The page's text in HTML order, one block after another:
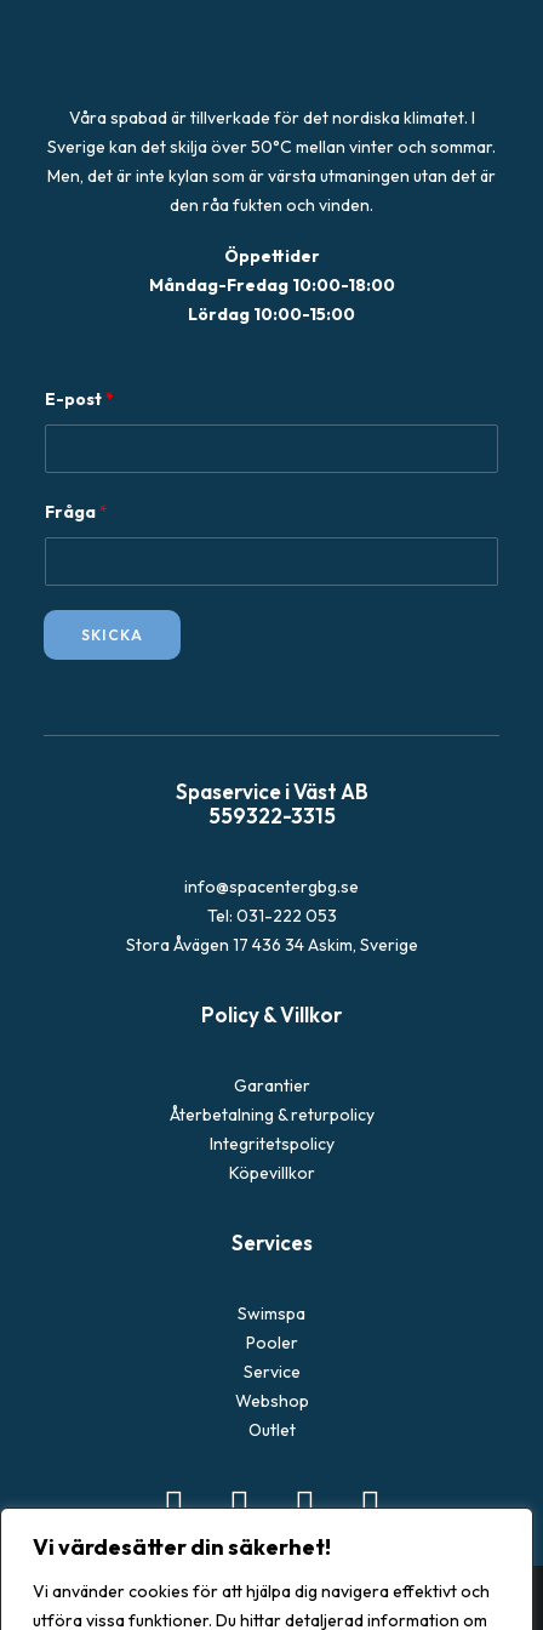
Vi värdesätter din säkerhet!
Vi använder cookies för att hjälpa dig navigera effektivt och
utföra vissa funktioner. Du hittar detaljerad information om
Våra spabad är tillverkade för det nordiska klimatet. I
Sverige kan det skilja över 50°C mellan vinter och sommar.
Men, det är inte kylan som är värsta utmaningen utan det är
den råa fukten och vinden.
Öppettider
Måndag-Fredag 10:00-18:00
Lördag 10:00-15:00
o
s
t
r
å
g
E-post*
Fråga*
SKICKA
Spaservice i Väst AB
559322-3315
info@spacentergbg.se
Tel: 031-222 053
Stora Åvägen 17 436 34 Askim, Sverige
Policy & Villkor
Garantier
Återbetalning & returpolicy
Integritetspolicy
Köpevillkor
Services
Swimspa
Pooler
Service
Webshop
Outlet